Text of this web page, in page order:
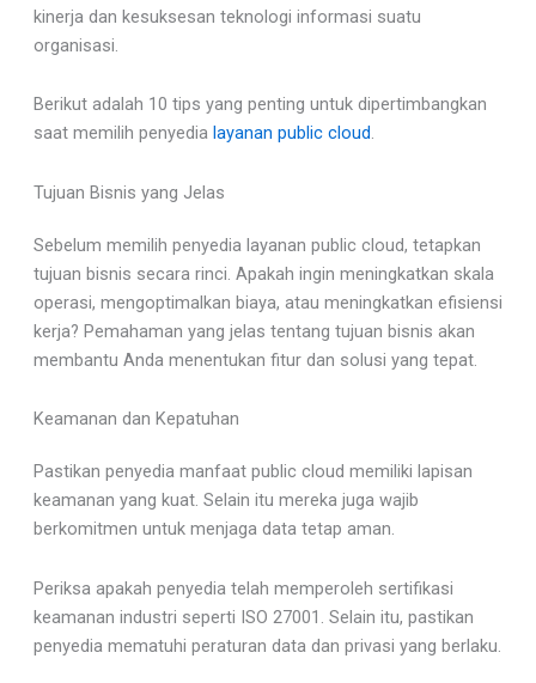
kinerja dan kesuksesan teknologi informasi suatu
organisasi.
Berikut adalah 10 tips yang penting untuk dipertimbangkan
saat memilih penyedialayanan public cloud.
Tujuan Bisnis yang Jelas
Sebelum memilih penyedia layanan public cloud, tetapkan
tujuan bisnis secara rinci. Apakah ingin meningkatkan skala
operasi, mengoptimalkan biaya, atau meningkatkan efisiensi
kerja? Pemahaman yang jelas tentang tujuan bisnis akan
membantu Anda menentukan fitur dan solusi yang tepat.
Keamanan dan Kepatuhan
Pastikan penyedia manfaat public cloud memiliki lapisan
keamanan yang kuat. Selain itu mereka juga wajib
berkomitmen untuk menjaga data tetap aman.
Periksa apakah penyedia telah memperoleh sertifikasi
keamanan industri seperti ISO 27001. Selain itu, pastikan
penyedia mematuhi peraturan data dan privasi yang berlaku.